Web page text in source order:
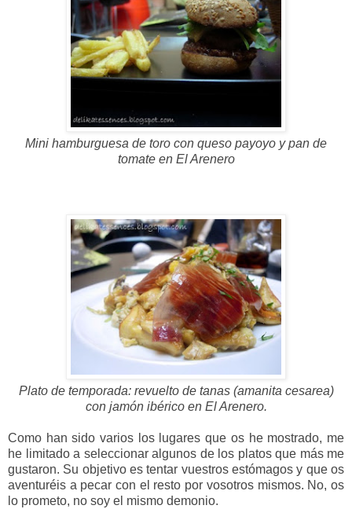
Mini hamburguesa de toro con queso payoyo y pan de
tomate en El Arenero
Plato de temporada: revuelto de tanas (amanita cesarea)
con jamón ibérico en El Arenero.
Como han sido varios los lugares que os he mostrado, me
he limitado a seleccionar algunos de los platos que más me
gustaron. Su objetivo es tentar vuestros estómagos y que os
aventuréis a pecar con el resto por vosotros mismos. No, os
lo prometo, no soy el mismo demonio.